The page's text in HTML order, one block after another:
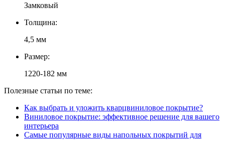
Замковый
Толщина:
4,5 мм
Размер:
1220-182 мм
Полезные статьи по теме:
Как выбрать и уложить кварцвиниловое покрытие?
Виниловое покрытие: эффективное решение для вашего
интерьера
Самые популярные виды напольных покрытий для